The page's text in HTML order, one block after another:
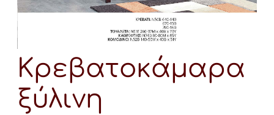
Κρεβατοκάμαρα
ξύλινη